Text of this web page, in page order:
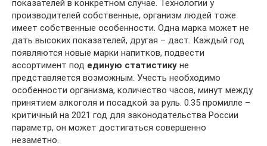
показателей в конкретном случае. Технологии у
производителей собственные, организм людей тоже
имеет собственные особенности. Одна марка может не
дать высоких показателей, другая – даст. Каждый год
появляются новые марки напитков, подвести
ассортимент под единую статистику не
представляется возможным. Учесть необходимо
особенности организма, количество часов, минут между
принятием алкоголя и посадкой за руль. 0.35 промилле –
критичный на 2021 год для законодательства России
параметр, он может достигаться совершенно
незаметно.